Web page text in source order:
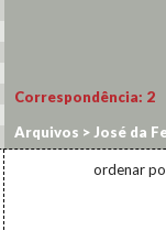
Correspondência: 2
Arquivos > José da
ordenar